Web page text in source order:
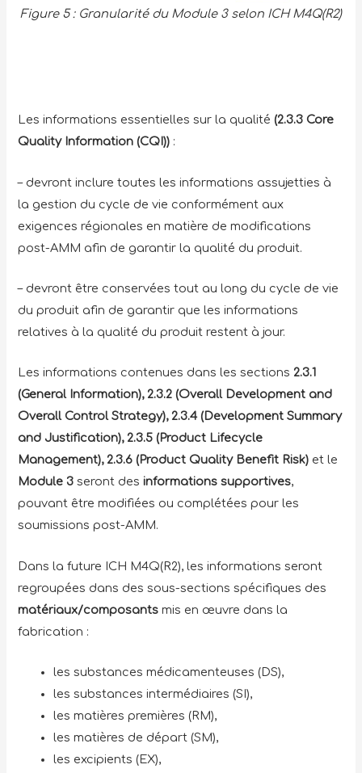
Figure 5 : Granularité du Module 3 selon ICH M4Q(R2)
Les informations essentielles sur la qualité(2.3.3 Core
Quality Information (CQI)) :
– devront inclure toutes les informations assujetties à
la gestion du cycle de vie conformément aux
exigences régionales en matière de modifications
post-AMM afin de garantir la qualité du produit.
– devront être conservées tout au long du cycle de vie
du produit afin de garantir que les informations
relatives à la qualité du produit restent à jour.
Les informations contenues dans les sections 2.3.1
(General Information), 2.3.2 (Overall Development and
Overall Control Strategy), 2.3.4 (Development Summary
and Justification), 2.3.5 (Product Lifecycle
Management), 2.3.6 (Product Quality Benefit Risk) et le
Module 3 seront desinformations supportives,
pouvant être modifiées ou complétées pour les
soumissions post-AMM.
Dans la future ICH M4Q(R2), les informations seront
regroupées dans des sous-sections spécifiques des
matériaux/composants mis en œuvre dans la
fabrication :
les substances médicamenteuses (DS),
les substances intermédiaires (SI),
les matières premières (RM),
les matières de départ (SM),
les excipients (EX),